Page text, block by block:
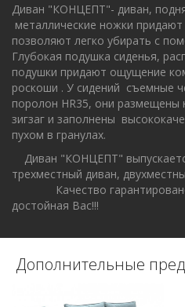
Диван "КОНЦЕПТ"- диван,
металлические ножки
позволяют легко убирать с
Глубокая подушка сиденья,
подушки придают ощущение
роскоши . У сидений съемные
поролон HR35, они размещены
зигзаг и заполнены
пухом в гранулах.
Диван "КОНЦЕПТ"
трехместный диван,
Качество
достойная Вас!!!
Дополнительные